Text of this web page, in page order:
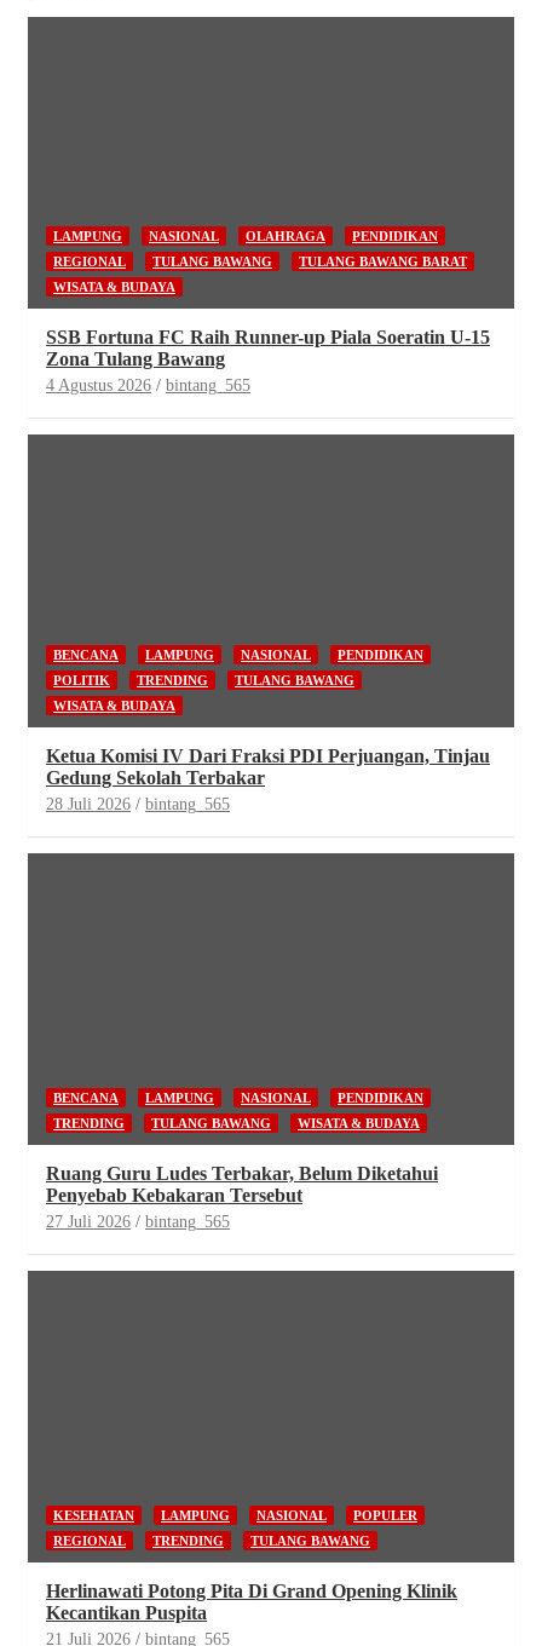
LAMPUNG NASIONAL OLAHRAGA
PENDIDIKAN
REGIONAL
TULANG BAWANG
TULANG BAWANG BARAT
WISATA & BUDAYA
SSB Fortuna FC Raih Runner-up Piala Soeratin U-15
Zona Tulang Bawang
4 Agustus 2026 bintang_565
BENCANA LAMPUNG NASIONAL
PENDIDIKAN
POLITIK
TRENDING
TULANG BAWANG
WISATA & BUDAYA
Ketua Komisi IV Dari Fraksi PDI Perjuangan, Tinjau
Gedung Sekolah Terbakar
28 Juli 2026 bintang_565
BENCANA LAMPUNG NASIONAL
PENDIDIKAN
TRENDING
TULANG BAWANG WISATA & BUDAYA
Ruang Guru Ludes Terbakar, Belum Diketahui
Penyebab Kebakaran Tersebut
27 Juli 2026 bintang_565
KESEHATAN LAMPUNG NASIONAL
POPULER
REGIONAL
TRENDING TULANG BAWANG
Herlinawati Potong Pita Di Grand Opening Klinik
Kecantikan Puspita
21 Juli 2026 bintang_565